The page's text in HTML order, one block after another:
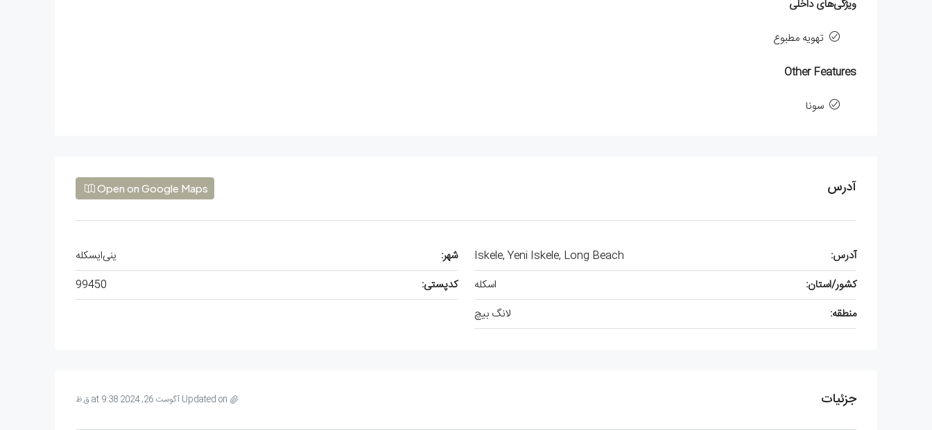
ویژگی‌های داخلی
تهویه مطبوع
Other Features
سونا
آدرس Open on Google Maps
آدرس: Iskele, Yeni Iskele, Long Beach شهر:
ینی‌ایسکله
کشور/استان:
اسکله کدپستی:
99450
منطقه:
لانگ بیچ
جزئیات Updated on آگوست 26, 2024 at 9:38 ق.ظ